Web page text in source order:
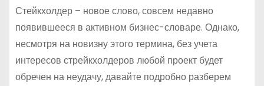
Стейкхолдер – новое слово, совсем недавно
появившееся в активном бизнес-словаре. Однако,
несмотря на новизну этого термина, без учета
интересов стрейкхолдеров любой проект будет
обречен на неудачу, давайте подробно разберем